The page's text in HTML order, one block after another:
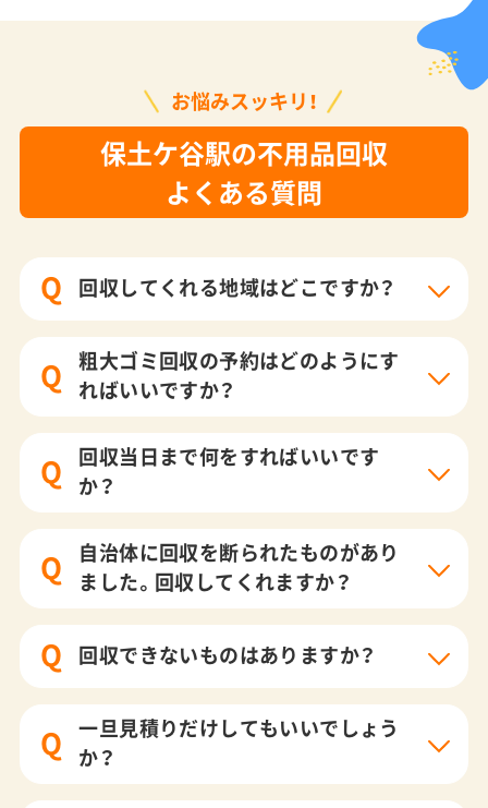
お悩みスッキリ！
保土ケ谷駅の不用品回収
よくある質問
Q 回収してくれる地域はどこですか？
Q
粗大ゴミ回収の予約はどのようにす
ればいいですか？
Q
回収当日まで何をすればいいです
か？
Q
自治体に回収を断られたものがあり
ました。回収してくれますか？
Q 回収できないものはありますか？
Q
一旦見積りだけしてもいいでしょう
か？